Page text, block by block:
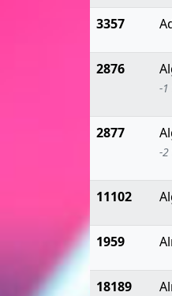
3357
2876
-1
2877
-2
11102
1959
18189